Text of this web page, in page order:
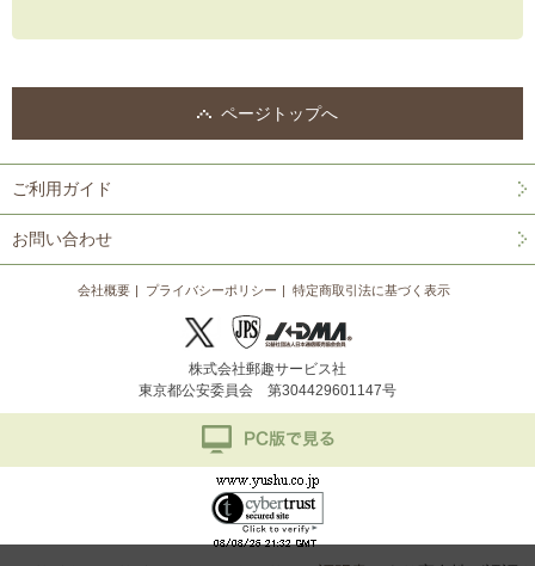
ページトップへ
ご利用ガイド
お問い合わせ
会社概要 プライバシーポリシー 特定商取引法に基づく表示
株式会社郵趣サービス社
東京都公安委員会 第304429601147号